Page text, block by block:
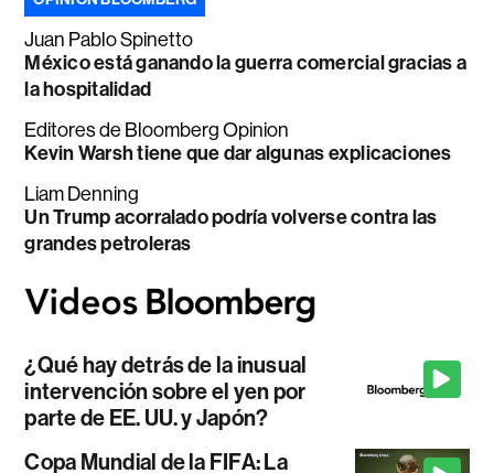
Juan Pablo Spinetto
México está ganando la guerra comercial gracias a
la hospitalidad
Editores de Bloomberg Opinion
Kevin Warsh tiene que dar algunas explicaciones
Liam Denning
Un Trump acorralado podría volverse contra las
grandes petroleras
¿Qué hay detrás de la inusual
intervención sobre el yen por
parte de EE. UU. y Japón?
Copa Mundial de la FIFA: La